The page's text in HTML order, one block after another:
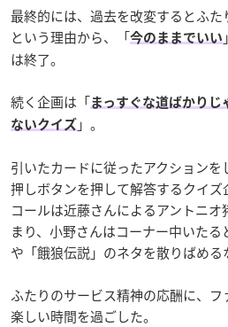
最終的には、過去を改変するとふ
という理由から、「今のままでいい
は終了。
続く企画は「まっすぐな道ばかり
ないクイズ 」。
引いたカードに従ったアクション
押しボタンを押して解答するクイ
コールは近藤さんによるアントニ
まり、小野さんはコーナー中いたる
や「餓狼伝説」のネタを散りばめる
ふたりのサービス精神の応酬に、
楽しい時間を過ごした。